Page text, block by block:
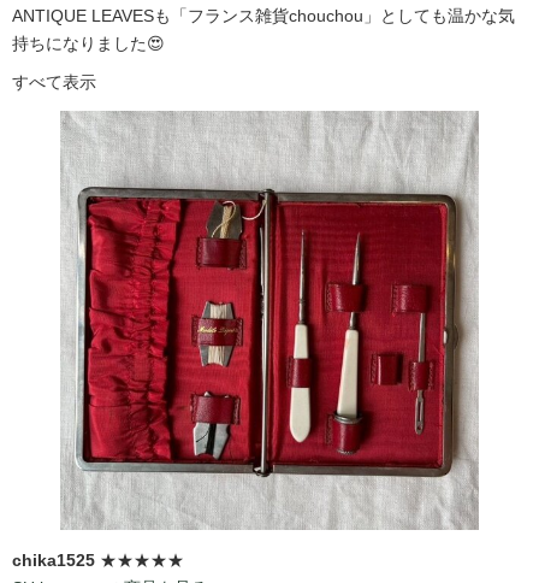
ANTIQUE LEAVESも「フランス雑貨chouchou」としても温かな気
持ちになりました😍
すべて表示
chika1525 ★★★★★